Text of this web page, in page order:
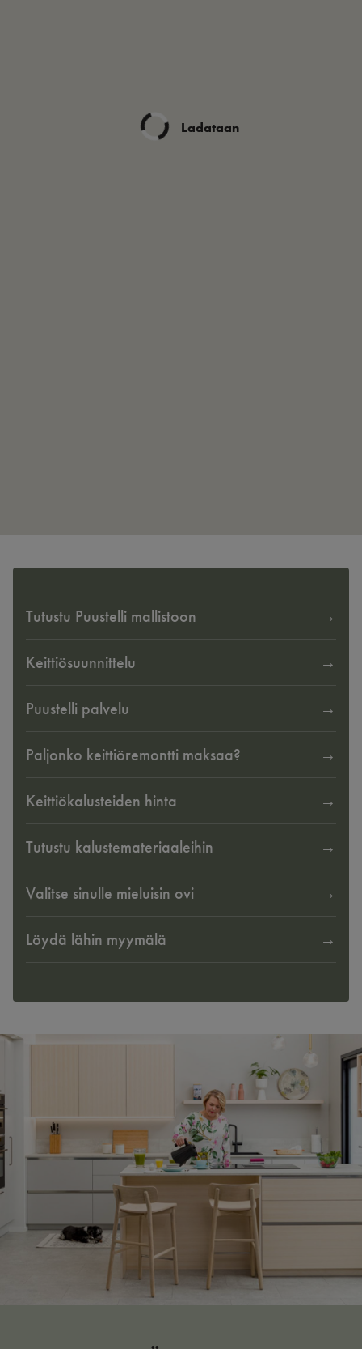
Ladataan
Tutustu Puustelli mallistoon
Keittiösuunnittelu
Puustelli palvelu
Paljonko keittiöremontti maksaa?
Keittiökalusteiden hinta
Tutustu kalustemateriaaleihin
Valitse sinulle mieluisin ovi
Löydä lähin myymälä